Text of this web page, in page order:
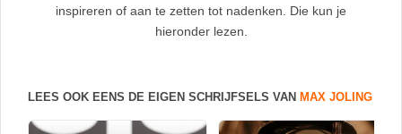
inspireren of aan te zetten tot nadenken. Die kun je
hieronder lezen.
LEES OOK EENS DE EIGEN SCHRIJFSELS VAN MAX JOLING